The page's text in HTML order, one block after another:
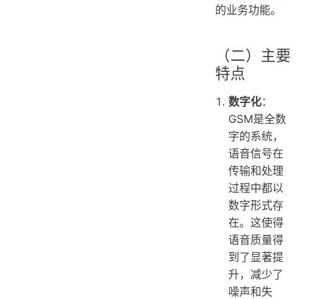
的业务功能。
（二）主要
特点
数字化：
GSM是全数
字的系统，
语音信号在
传输和处理
过程中都以
数字形式存
在。这使得
语音质量得
到了显著提
升，减少了
噪声和失